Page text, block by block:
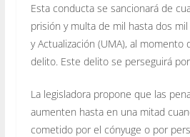
Esta conducta se sancionará de
prisión y multa de mil hasta dos
y Actualización (UMA), al
delito. Este delito se perseguirá
La legisladora propone que las
aumenten hasta en una mitad
cometido por el cónyuge o por